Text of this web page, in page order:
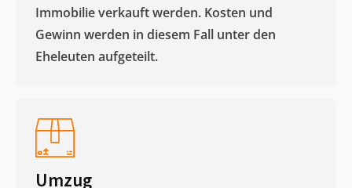
Immobilie verkauft werden. Kosten und
Gewinn werden in diesem Fall unter den
Eheleuten aufgeteilt.​
Umzug